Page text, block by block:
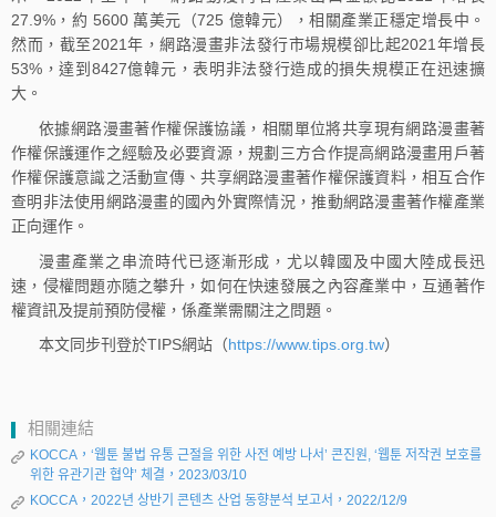
27.9%，約 5600 萬美元（725 億韓元），相關產業正穩定增長中。
然而，截至2021年，網路漫畫非法發行市場規模卻比起2021年增長
53%，達到8427億韓元，表明非法發行造成的損失規模正在迅速擴
大。
依據網路漫畫著作權保護協議，相關單位將共享現有網路漫畫著
作權保護運作之經驗及必要資源，規劃三方合作提高網路漫畫用戶著
作權保護意識之活動宣傳、共享網路漫畫著作權保護資料，相互合作
查明非法使用網路漫畫的國內外實際情況，推動網路漫畫著作權產業
正向運作。
漫畫產業之串流時代已逐漸形成，尤以韓國及中國大陸成長迅
速，侵權問題亦隨之攀升，如何在快速發展之內容產業中，互通著作
權資訊及提前預防侵權，係產業需關注之問題。
本文同步刊登於TIPS網站（https://www.tips.org.tw）
相關連結
KOCCA，‘웹툰 불법 유통 근절을 위한 사전 예방 나서’ 콘진원, ‘웹툰 저작권 보호를
위한 유관기관 협약’ 체결，2023/03/10
KOCCA，2022년 상반기 콘텐츠 산업 동향분석 보고서，2022/12/9